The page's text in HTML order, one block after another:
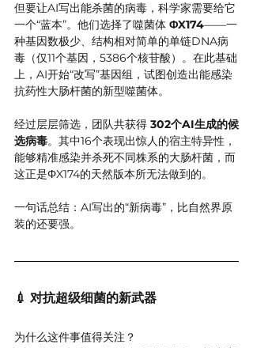
但要让AI写出能杀菌的病毒，科学家需要给它
一个“蓝本”。他们选择了噬菌体 ΦX174——一
种基因数极少、结构相对简单的单链DNA病
毒（仅11个基因，5386个核苷酸）。在此基础
上，AI开始“改写”基因组，试图创造出能感染
抗药性大肠杆菌的新型噬菌体。
经过层层筛选，团队共获得 302个AI生成的候
选病毒。其中16个表现出惊人的宿主特异性，
能够精准感染并杀死不同株系的大肠杆菌，而
这正是ΦX174的天然版本所无法做到的。
一句话总结：AI写出的“新病毒”，比自然界原
装的还要强。
💉 对抗超级细菌的新武器
为什么这件事值得关注？